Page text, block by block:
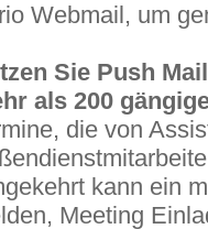
Webmail, um
Sie Push
als 200
die von
kann ein
Meeting